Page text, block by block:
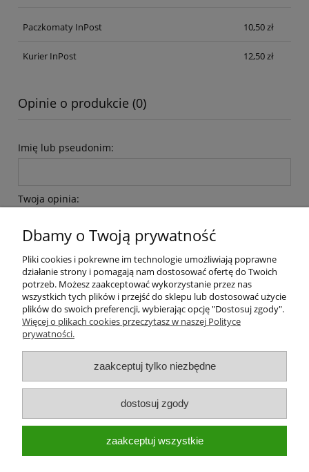
Paczkomaty InPost 10,50 zł
Kurier InPost 12,50 zł
Opinie o produkcie (0)
Imię lub pseudonim:
Twoja opinia:
wyślij
Moje konto
Płatności i dostawa
Informacje
Dbamy o Twoją prywatność
Pliki cookies i pokrewne im technologie umożliwiają poprawne
działanie strony i pomagają nam dostosować ofertę do Twoich
potrzeb. Możesz zaakceptować wykorzystanie przez nas
wszystkich tych plików i przejść do sklepu lub dostosować użycie
plików do swoich preferencji, wybierając opcję "Dostosuj zgody".
Więcej o plikach cookies przeczytasz w naszej Polityce
prywatności.
zaakceptuj tylko niezbędne
dostosuj zgody
zaakceptuj wszystkie